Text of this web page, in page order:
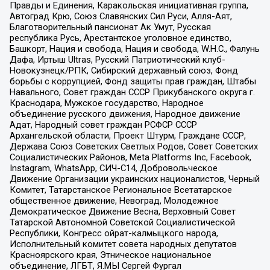
Правды и Единения, Каракольская инициативная группа,
Автоград Крю, Союз Славянских Сил Руси, Алля-Аят,
Благотворительный пансионат Ак Умут, Русская
республика Русь, Арестантское уголовное единство,
Башкорт, Нация и свобода, Нация и свобода, W.H.С., Фалунь
Дафа, Иртыш Ultras, Русский Патриотический клуб-
Новокузнецк/РПК, Сибирский державный союз, Фонд
борьбы с коррупцией, Фонд защиты прав граждан, Штабы
Навального, Совет граждан СССР Прикубанского округа г.
Краснодара, Мужское государство, Народное
объединение русского движения, Народное движение
Адат, Народный совет граждан РСФСР СССР
Архангельской области, Проект Штурм, Граждане СССР,
Держава Союз Советских Светлых Родов, Совет Советских
Социалистических Районов, Meta Platforms Inc, Facebook,
Instagram, WhatsApp, СИЧ-С14, Добровольческое
Движение Организации украинских националистов, Черный
Комитет, Татарстанское Региональное Всетатарское
общественное движение, Невоград, Молодежное
Демократическое Движение Весна, Верховный Совет
Татарской Автономной Советской Социалистической
Республики, Конгресс ойрат-калмыцкого народа,
Исполнительный комитет совета народных депутатов
Красноярского края, Этническое национальное
объединение, ЛГБТ, Я.МЫ Сергей Фургал